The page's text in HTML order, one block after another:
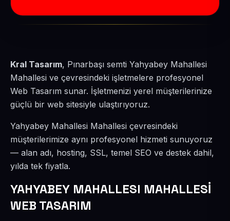
Kral Tasarım, Pınarbaşı semti Yahyabey Mahallesi
Mahallesi ve çevresindeki işletmelere profesyonel
Web Tasarım sunar. İşletmenizi yerel müşterilerinize
güçlü bir web sitesiyle ulaştırıyoruz.
Yahyabey Mahallesi Mahallesi çevresindeki
müşterilerimize aynı profesyonel hizmeti sunuyoruz
— alan adı, hosting, SSL, temel SEO ve destek dahil,
yılda tek fiyatla.
YAHYABEY MAHALLESI MAHALLESİ
WEB TASARIM